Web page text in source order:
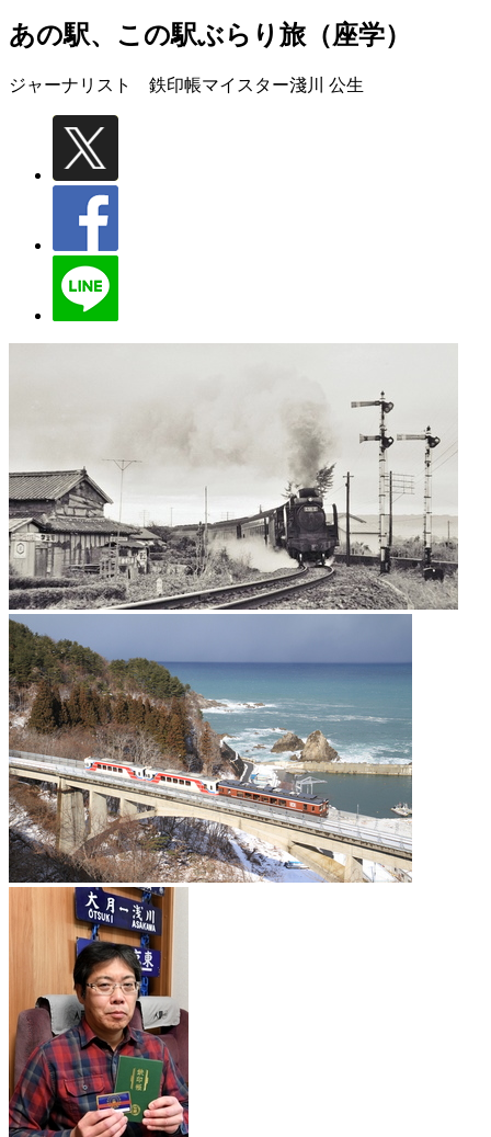
あの駅、この駅ぶらり旅（座学）
ジャーナリスト 鉄印帳マイスター淺川 公生